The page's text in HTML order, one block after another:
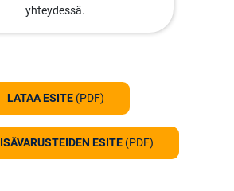
yhteydessä.
LATAA ESITE (PDF)
ESITE (PDF)